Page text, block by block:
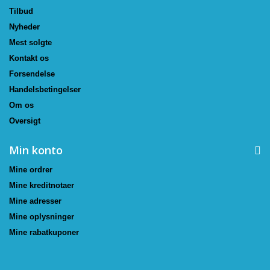
Tilbud
Nyheder
Mest solgte
Kontakt os
Forsendelse
Handelsbetingelser
Om os
Oversigt
Min konto
Mine ordrer
Mine kreditnotaer
Mine adresser
Mine oplysninger
Mine rabatkuponer